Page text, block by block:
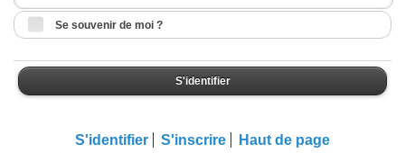
Se souvenir de moi ?
S'identifier
S'identifier S'inscrire Haut de page